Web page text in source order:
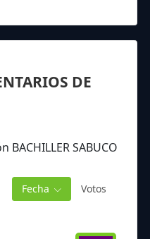
DE
SABUCO
Fecha Votos